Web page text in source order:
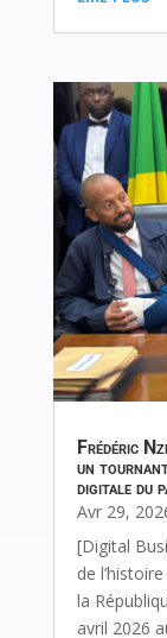
Frédéric
un
digitale du
Avr 29,
[Digital
de
la
avril 2026